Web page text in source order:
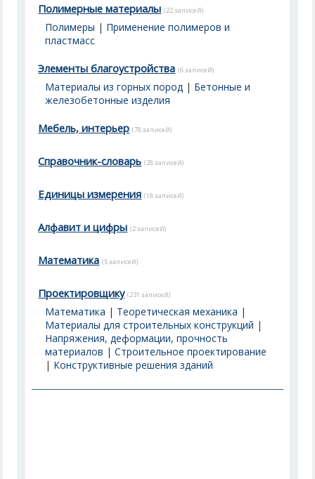
Полимерные материалы (22 записей)
Полимеры | Применение полимеров и
пластмасс
Элементы благоустройства (6 записей)
Материалы из горных пород | Бетонные и
железобетонные изделия
Мебель, интерьер (78 записей)
Справочник-словарь (28 записей)
Единицы измерения (18 записей)
Алфавит и цифры (2 записей)
Математика (5 записей)
Проектировщику (231 записей)
Математика | Теоретическая механика |
Материалы для строительных конструкций |
Напряжения, деформации, прочность
материалов |Строительное проектирование
| Конструктивные решения зданий